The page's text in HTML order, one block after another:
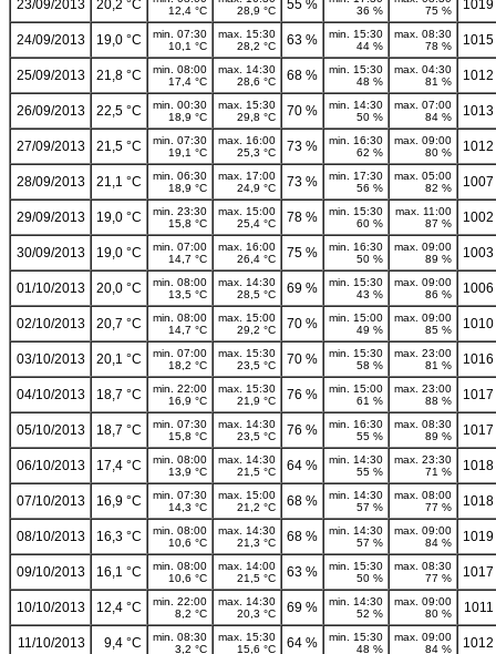
23/09/2013 20,2 °C
12,4 °C
28,9 °C
55 %
36 %
75 %
24/09/2013 19,0 °C
min. 07:30
10,1 °C
max. 15:30
28,2 °C
63 %
min. 15:30
44 %
max. 08:30
78 %
25/09/2013 21,8 °C
min. 08:00
17,4 °C
max. 14:30
28,6 °C
68 %
min. 15:30
48 %
max. 04:30
81 %
26/09/2013 22,5 °C
min. 00:30
18,9 °C
max. 15:30
29,8 °C
70 %
min. 14:30
50 %
max. 07:00
84 %
27/09/2013 21,5 °C
min. 07:30
19,1 °C
max. 16:00
25,3 °C
73 %
min. 16:30
62 %
max. 09:00
80 %
28/09/2013 21,1 °C
min. 06:30
18,9 °C
max. 17:00
24,9 °C
73 %
min. 17:30
56 %
max. 05:00
82 %
29/09/2013 19,0 °C
min. 23:30
15,8 °C
max. 15:00
25,4 °C
78 %
min. 15:30
60 %
max. 11:00
87 %
30/09/2013 19,0 °C
min. 07:00
14,7 °C
max. 16:00
26,4 °C
75 %
min. 16:30
50 %
max. 09:00
89 %
01/10/2013 20,0 °C
min. 08:00
13,5 °C
max. 14:30
28,5 °C
69 %
min. 15:30
43 %
max. 09:00
86 %
02/10/2013 20,7 °C
min. 08:00
14,7 °C
max. 15:00
29,2 °C
70 %
min. 15:00
49 %
max. 09:00
85 %
03/10/2013 20,1 °C
min. 07:00
18,2 °C
max. 15:30
23,5 °C
70 %
min. 15:30
58 %
max. 23:00
81 %
04/10/2013 18,7 °C
min. 22:00
16,9 °C
max. 15:30
21,9 °C
76 %
min. 15:00
61 %
max. 23:00
88 %
05/10/2013 18,7 °C
min. 07:30
15,8 °C
max. 14:30
23,5 °C
76 %
min. 16:30
55 %
max. 08:30
89 %
06/10/2013 17,4 °C
min. 08:00
13,9 °C
max. 14:30
21,5 °C
64 %
min. 14:30
55 %
max. 23:30
71 %
07/10/2013 16,9 °C
min. 07:30
14,3 °C
max. 15:00
21,2 °C
68 %
min. 14:30
57 %
max. 08:00
77 %
08/10/2013 16,3 °C
min. 08:00
10,6 °C
max. 14:30
21,3 °C
68 %
min. 14:30
57 %
max. 09:00
84 %
09/10/2013 16,1 °C
min. 08:00
10,6 °C
max. 14:00
21,5 °C
63 %
min. 15:30
50 %
max. 08:30
77 %
10/10/2013 12,4 °C
min. 22:00
8,2 °C
max. 14:30
20,3 °C
69 %
min. 14:30
52 %
max. 09:00
80 %
11/10/2013 9,4 °C
min. 08:30
3,2 °C
max. 15:30
15,6 °C
64 %
min. 15:30
48 %
max. 09:00
84 %